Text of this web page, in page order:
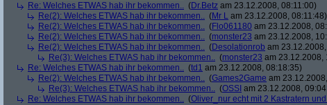
Re: Welches ETWAS hab ihr bekommen.. (Dr.Betz am 23.12.2008, 08:11:00)
Re(2): Welches ETWAS hab ihr bekommen.. (Mr L am 23.12.2008, 08:11:48)
Re(2): Welches ETWAS hab ihr bekommen.. (Flo061180 am 23.12.2008,
Re(2): Welches ETWAS hab ihr bekommen.. (monster23 am 23.12.2008,
Re(2): Welches ETWAS hab ihr bekommen.. (Desolationrob am
Re(3): Welches ETWAS hab ihr bekommen.. (monster23 am 23.12.2008,
Re: Welches ETWAS hab ihr bekommen.. (td1 am 23.12.2008, 08:18:35)
Re(2): Welches ETWAS hab ihr bekommen.. (Games2Game am
Re(3): Welches ETWAS hab ihr bekommen.. (OSSI am 23.12.2008,
Re: Welches ETWAS hab ihr bekommen.. (Oliver_nur echt mit 2 Kastratern